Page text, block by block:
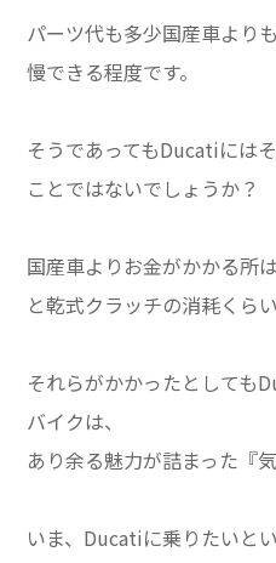
パーツ代も多少国産車より
慢できる程度です。
そうであってもDucatiには
ことではないでしょうか？
国産車よりお金がかかる所
と乾式クラッチの消耗くら
それらがかかったとしても
バイクは、
あり余る魅力が詰まった『
いま、Ducatiに乗りたいと